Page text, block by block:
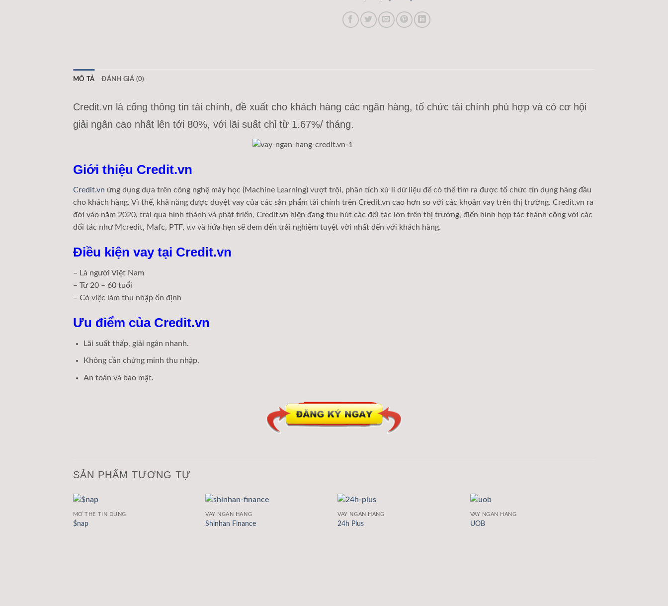
MÔ TẢ ĐÁNH GIÁ (0)
Credit.vn là cổng thông tin tài chính, đề xuất cho khách hàng các ngân hàng, tổ chức tài chính phù hợp và có cơ hội
giải ngân cao nhất lên tới 80%, với lãi suất chỉ từ 1.67%/ tháng.
Giới thiệu Credit.vn
Credit.vn ứng dụng dựa trên công nghệ máy học (Machine Learning) vượt trội, phân tích xử lí dữ liệu để có thể tìm ra được tổ chức tín dụng hàng đầu
cho khách hàng. Vì thế, khả năng được duyệt vay của các sản phẩm tài chính trên Credit.vn cao hơn so với các khoản vay trên thị trường. Credit.vn ra
đời vào năm 2020, trải qua hình thành và phát triển, Credit.vn hiện đang thu hút các đối tác lớn trên thị trường, điển hình hợp tác thành công với các
đối tác như Mcredit, Mafc, PTF, v.v và hứa hẹn sẽ đem đến trải nghiệm tuyệt vời nhất đến với khách hàng.
Điều kiện vay tại Credit.vn
– Là người Việt Nam
– Từ 20 – 60 tuổi
– Có việc làm thu nhập ổn định
Ưu điểm của Credit.vn
Lãi suất thấp, giải ngân nhanh.
Không cần chứng minh thu nhập.
An toàn và bảo mật.
SẢN PHẨM TƯƠNG TỰ
MỞ THẺ TÍN DỤNG
$nap
VAY NGÂN HÀNG
Shinhan Finance
VAY NGÂN HÀNG
24h Plus
VAY NGÂN HÀNG
UOB